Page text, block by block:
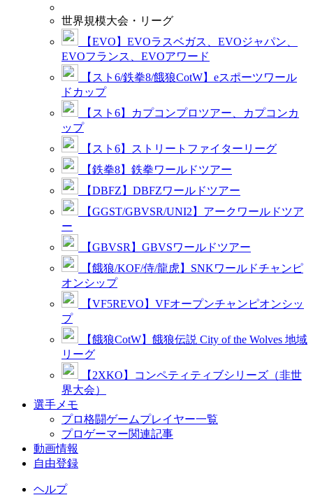
世界規模大会・リーグ
【EVO】EVOラスベガス、EVOジャパン、
EVOフランス、EVOアワード
【スト6/鉄拳8/餓狼CotW】eスポーツワール
ドカップ
【スト6】カプコンプロツアー、カプコンカ
ップ
【スト6】ストリートファイターリーグ
【鉄拳8】鉄拳ワールドツアー
【DBFZ】DBFZワールドツアー
【GGST/GBVSR/UNI2】アークワールドツア
ー
【GBVSR】GBVSワールドツアー
【餓狼/KOF/侍/龍虎】SNKワールドチャンピ
オンシップ
【VF5REVO】VFオープンチャンピオンシッ
プ
【餓狼CotW】餓狼伝説 City of the Wolves 地域
リーグ
【2XKO】コンペティティブシリーズ（非世
界大会）
選手メモ
プロ格闘ゲームプレイヤー一覧
プロゲーマー関連記事
動画情報
自由登録
ヘルプ